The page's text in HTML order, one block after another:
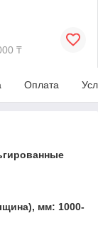
₸
Оплата
мм: 1000-